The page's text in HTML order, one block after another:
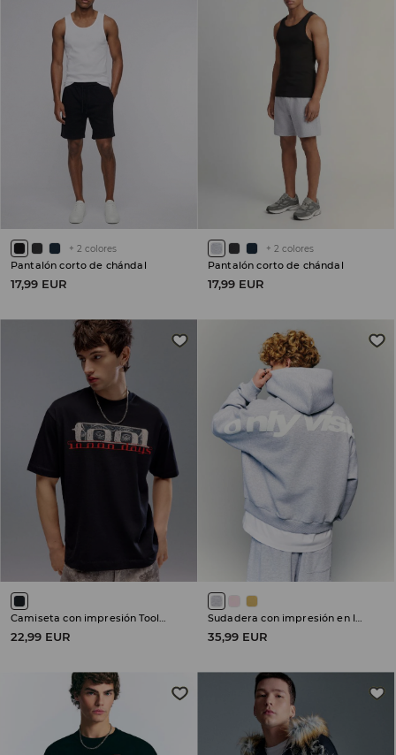
+ 2 colores
Pantalón corto de chándal
17,99 EUR
+ 2 colores
Pantalón corto de chándal
17,99 EUR
22,99 EUR 35,99 EUR